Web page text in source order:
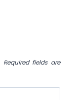
Required fields are